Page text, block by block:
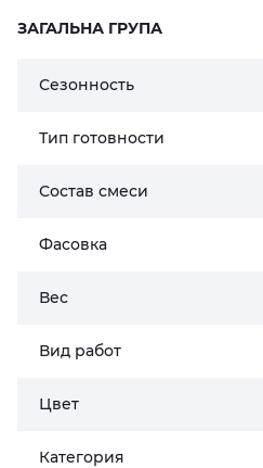
ЗАГАЛЬНА ГРУПА
Сезонность
Тип готовности
Состав смеси
Фасовка
Вес
Вид работ
Цвет
Категория